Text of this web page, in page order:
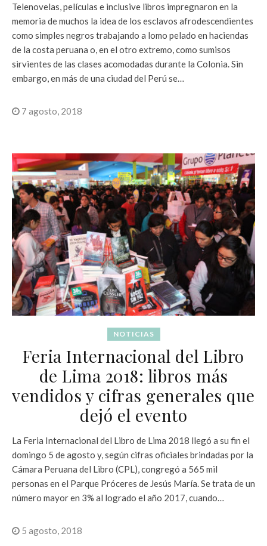
Telenovelas, películas e inclusive libros impregnaron en la
memoria de muchos la idea de los esclavos afrodescendientes
como simples negros trabajando a lomo pelado en haciendas
de la costa peruana o, en el otro extremo, como sumisos
sirvientes de las clases acomodadas durante la Colonia. Sin
embargo, en más de una ciudad del Perú se…
7 agosto, 2018
NOTICIAS
Feria Internacional del Libro
de Lima 2018: libros más
vendidos y cifras generales que
dejó el evento
La Feria Internacional del Libro de Lima 2018 llegó a su fin el
domingo 5 de agosto y, según cifras oficiales brindadas por la
Cámara Peruana del Libro (CPL), congregó a 565 mil
personas en el Parque Próceres de Jesús María. Se trata de un
número mayor en 3% al logrado el año 2017, cuando…
5 agosto, 2018